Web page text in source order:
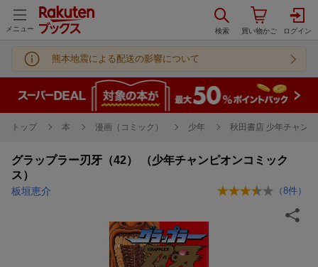
メニュー
熊本地震による配送の影響について
トップ 本 漫画（コミック） 少年 秋田書店 少年チャン
グラップラー刃牙（42） （少年チャンピオンコミック
ス）
板垣恵介 （8件）